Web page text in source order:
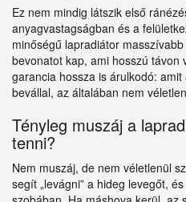
Ez nem mindig látszik első
anyagvastagságban és a
minőségű lapradiátor
bevonatot kap, ami hosszú távon
garancia hossza is árulkodó:
bevállal, az általában nem
Tényleg muszáj a
tenni?
Nem muszáj, de nem véletlenül
segít „levágni” a hideg levegőt,